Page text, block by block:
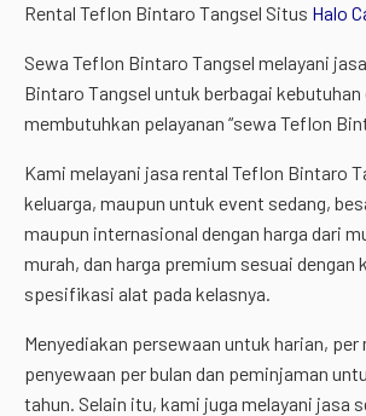
Rental Teflon Bintaro Tangsel Situs Halo
Sewa Teflon Bintaro Tangsel melayani
Bintaro Tangsel untuk berbagai kebutuhan
membutuhkan pelayanan “sewa Teflon
Kami melayani jasa rental Teflon Bintaro
keluarga, maupun untuk event sedang,
maupun internasional dengan harga dari
murah, dan harga premium sesuai dengan
spesifikasi alat pada kelasnya.
Menyediakan persewaan untuk harian, per
penyewaan per bulan dan peminjaman
tahun. Selain itu, kami juga melayani jasa